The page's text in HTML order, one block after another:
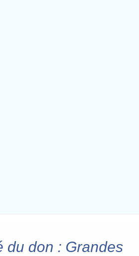
du don : Grandes